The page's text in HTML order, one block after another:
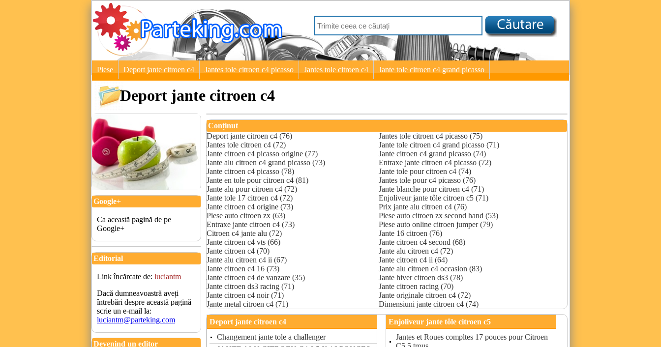
Piese Deport jante citroen c4 Jantes tole citroen c4 picasso Jantes tole citroen c4 Jante tole citroen c4 grand picasso
Deport jante citroen c4
Google+
Ca această pagină de pe
Google+
Editorial
Link încărcate de: luciantm
Dacă dumneavoastră aveți
întrebări despre această pagină
scrie un e-mail la:
luciantm@parteking.com
Devenind un editor
Conținut
Deport jante citroen c4 (76)
Jantes tole citroen c4 picasso (75)
Jantes tole citroen c4 (72)
Jante tole citroen c4 grand picasso (71)
Jante citroen c4 picasso origine (77)
Jante citroen c4 grand picasso (74)
Jante alu citroen c4 grand picasso (73)
Entraxe jante citroen c4 picasso (72)
Jante citroen c4 picasso (78)
Jante tole pour citroen c4 (74)
Jante en tole pour citroen c4 (81)
Jantes tole pour c4 picasso (76)
Jante alu pour citroen c4 (72)
Jante blanche pour citroen c4 (71)
Jante tole 17 citroen c4 (72)
Enjoliveur jante tôle citroen c5 (71)
Jante citroen c4 origine (73)
Prix jante alu citroen c4 (76)
Piese auto citroen zx (63)
Piese auto citroen zx second hand (53)
Entraxe jante citroen c4 (73)
Piese auto online citroen jumper (79)
Citroen c4 jante alu (72)
Jante 16 citroen (76)
Jante citroen c4 vts (66)
Jante citroen c4 second (68)
Jante citroen c4 (70)
Jante alu citroen c4 (72)
Jante alu citroen c4 ii (67)
Jante citroen c4 ii (64)
Jante citroen c4 16 (73)
Jante alu citroen c4 occasion (83)
Jante citroen c4 de vanzare (35)
Jante hiver citroen ds3 (78)
Jante citroen ds3 racing (71)
Jante citroen racing (70)
Jante citroen c4 noir (71)
Jante originale citroen c4 (72)
Jante metal citroen c4 (71)
Dimensiuni jante citroen c4 (74)
Deport jante citroen c4
Changement jante tole a challenger
Enjoliveur jante tôle citroen c5
Jantes et Roues compltes 17 pouces pour Citroen